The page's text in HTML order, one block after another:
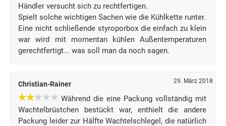
Händler versucht sich zu rechtfertigen.
Spielt solche wichtigen Sachen wie die Kühlkette runter.
Eine nicht schließende styroporbox die einfach zu klein
war wird mit momentan kühlen Außentemperaturen
gerechtfertigt... was soll man da noch sagen.
Christian-Rainer 29. März 2018
Während die eine Packung vollständig mit
Wachtelbrüstchen bestückt war, enthielt die andere
Packung leider zur Hälfte Wachtelschlegel, die natürlich